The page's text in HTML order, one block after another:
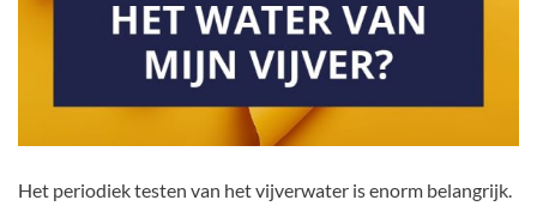
Het periodiek testen van het vijverwater is enorm belangrijk.